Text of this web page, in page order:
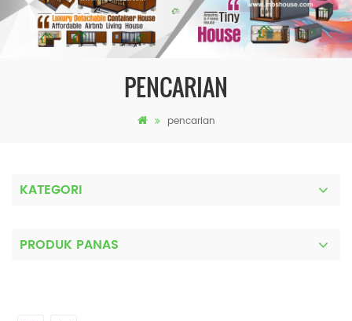
PENCARIAN
pencarian
KATEGORI
PRODUK PANAS